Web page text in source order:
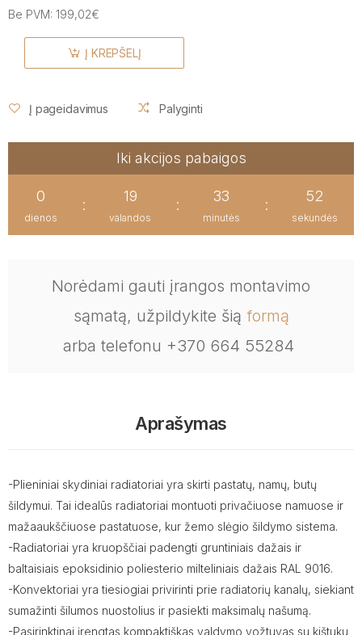
Be PVM: 199,02€
Į KREPŠELĮ
Į pageidavimus Palyginti
Iki akcijos pabaigos
0
dienos
:
19
valandos
:
33
minutės
:
51
sekundės
Norėdami gauti įrangos montavimo
sąmatą, užpildykite šią formą
arba telefonu +370 664 55284
Aprašymas
-Plieniniai skydiniai radiatoriai yra skirti pastatų, namų, butų
šildymui. Tai idealūs radiatoriai montuoti privačiuose namuose ir
mažaaukščiuose pastatuose, kur žemo slėgio šildymo sistema.
-Radiatoriai yra kruopščiai padengti gruntiniais dažais ir
baltaisiais epoksidinio poliesterio milteliniais dažais RAL 9016.
-Konvektoriai yra tiesiogiai privirinti prie radiatorių kanalų, siekiant
sumažinti šilumos nuostolius ir pasiekti maksimalų našumą.
-Pasirinktinai įrengtas kompaktiškas valdymo vožtuvas su kištuku